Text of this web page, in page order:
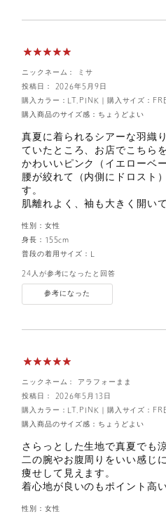
ニックネーム： ミサ
投稿日： 2026年5月9日
購入サイズ：
購入カラー：LT.PINK
購入商品のサイズ感： ちょうどよい
真夏に着られるシアーな羽織
ていたところ、お店でこちら
かわいいピンク（イエローベ
腰が絞れて（内側にドロスト
す。
肌離れよく、袖も大きく開い
性別： 女性
身長： 155cm
普段の着用サイズ：
24人が参考になったと回答
参考になった
ニックネーム： アラフォーまま
投稿日： 2026年5月13日
購入サイズ：
購入カラー：LT.PINK
購入商品のサイズ感： ちょうどよい
さらっとした生地で真夏でも
二の腕やお腹周りをいい感じ
痩せして見えます。
着心地が良いのもポイント高い
性別： 女性